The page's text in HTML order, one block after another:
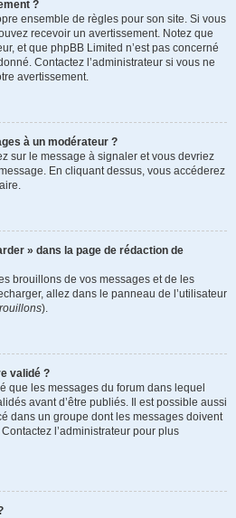
?
ensemble de règles pour son site. Si vous
recevoir un avertissement. Notez que
et que phpBB Limited n’est pas concerné
Contactez l’administrateur si vous ne
avertissement.
à un modérateur ?
sur le message à signaler et vous devriez
En cliquant dessus, vous accéderez
» dans la page de rédaction de
brouillons de vos messages et de les
allez dans le panneau de l’utilisateur
).
validé ?
que les messages du forum dans lequel
avant d’être publiés. Il est possible aussi
dans un groupe dont les messages doivent
l’administrateur pour plus